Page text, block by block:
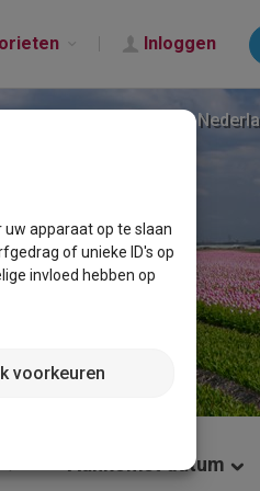
Inloggen
Aankomst datum
apparaat op te slaan
of unieke ID's op
invloed hebben op
voorkeuren